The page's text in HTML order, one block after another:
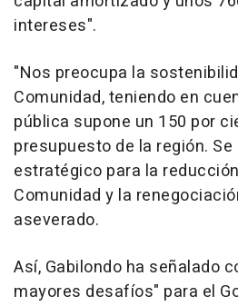
intereses".
"Nos preocupa la
Comunidad, teniendo en
pública supone un 150 por
presupuesto de la región.
estratégico para la
Comunidad y la
aseverado.
Así, Gabilondo ha señalado
mayores desafíos" para el